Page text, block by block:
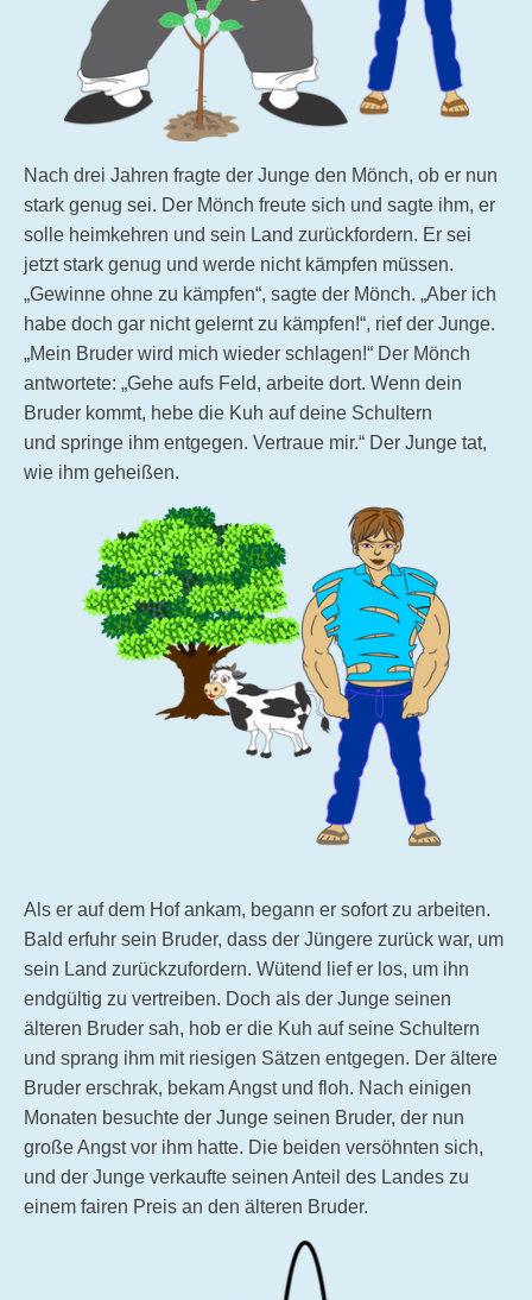
Nach drei Jahren fragte der Junge den Mönch, ob er nun
stark genug sei. Der Mönch freute sich und sagte ihm, er
solle heimkehren und sein Land zurückfordern. Er sei
jetzt stark genug und werde nicht kämpfen müssen.
„Gewinne ohne zu kämpfen“, sagte der Mönch. „Aber ich
habe doch gar nicht gelernt zu kämpfen!“, rief der Junge.
„Mein Bruder wird mich wieder schlagen!“ Der Mönch
antwortete: „Gehe aufs Feld, arbeite dort. Wenn dein
Bruder kommt, hebe die Kuh auf deine Schultern
und springe ihm entgegen. Vertraue mir.“ Der Junge tat,
wie ihm geheißen.
Als er auf dem Hof ankam, begann er sofort zu arbeiten.
Bald erfuhr sein Bruder, dass der Jüngere zurück war, um
sein Land zurückzufordern. Wütend lief er los, um ihn
endgültig zu vertreiben. Doch als der Junge seinen
älteren Bruder sah, hob er die Kuh auf seine Schultern
und sprang ihm mit riesigen Sätzen entgegen. Der ältere
Bruder erschrak, bekam Angst und floh. Nach einigen
Monaten besuchte der Junge seinen Bruder, der nun
große Angst vor ihm hatte. Die beiden versöhnten sich,
und der Junge verkaufte seinen Anteil des Landes zu
einem fairen Preis an den älteren Bruder.